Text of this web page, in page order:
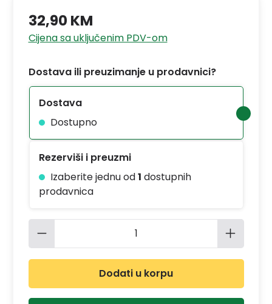
32,90 KM
Cijena sa uključenim PDV-om
Dostava ili preuzimanje u prodavnici?
Dostava
Dostupno
Rezerviši i preuzmi
Izaberite jednu od1 dostupnih
prodavnica
Količina proizvoda: Unesite
Dodati u korpu